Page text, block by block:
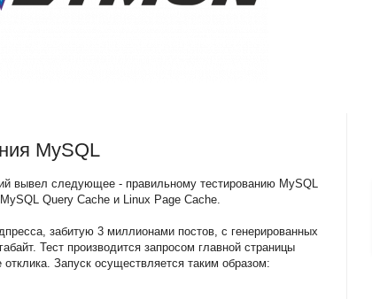
MySQL
вывел следующее - правильному тестированию MySQL
Query Cache и Linux Page Cache.
забитую 3 миллионами постов, с генерированных
Тест производится запросом главной страницы
Запуск осуществляется таким образом: